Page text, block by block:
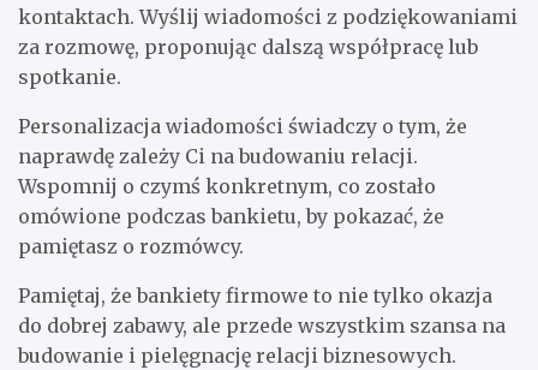
kontaktach. Wyślij wiadomości z podziękowaniami
za rozmowę, proponując dalszą współpracę lub
spotkanie.
Personalizacja wiadomości świadczy o tym, że
naprawdę zależy Ci na budowaniu relacji.
Wspomnij o czymś konkretnym, co zostało
omówione podczas bankietu, by pokazać, że
pamiętasz o rozmówcy.
Pamiętaj, że bankiety firmowe to nie tylko okazja
do dobrej zabawy, ale przede wszystkim szansa na
budowanie i pielęgnację relacji biznesowych.